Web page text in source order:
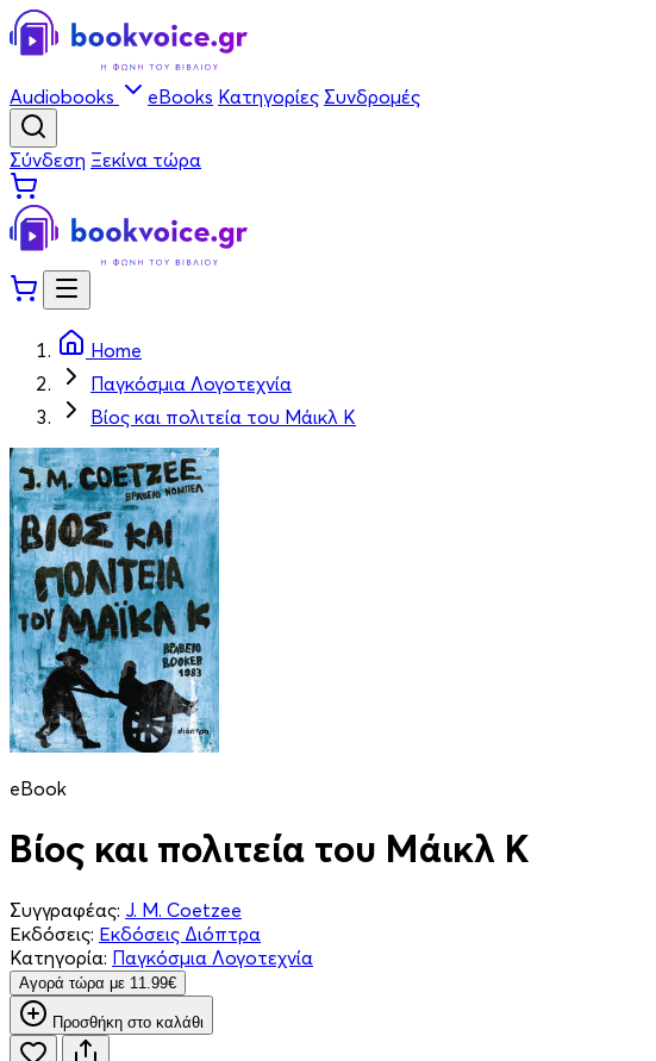
Audiobooks eBooks Κατηγορίες Συνδρομές
Σύνδεση Ξεκίνα τώρα
Home
Παγκόσμια Λογοτεχνία
Βίος και πολιτεία του Μάικλ Κ
eBook
Βίος και πολιτεία του Μάικλ Κ
Συγγραφέας: J. M. Coetzee
Εκδόσεις: Εκδόσεις Διόπτρα
Κατηγορία: Παγκόσμια Λογοτεχνία
Aγορά τώρα με 11.99€
Προσθήκη στο καλάθι